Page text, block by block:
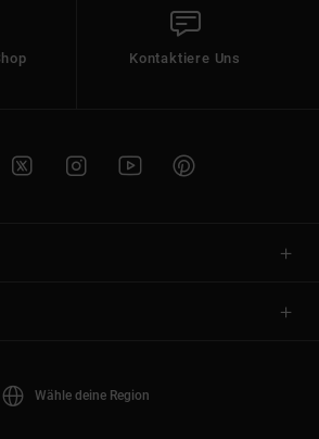
Kontaktiere Uns
Wähle deine Region